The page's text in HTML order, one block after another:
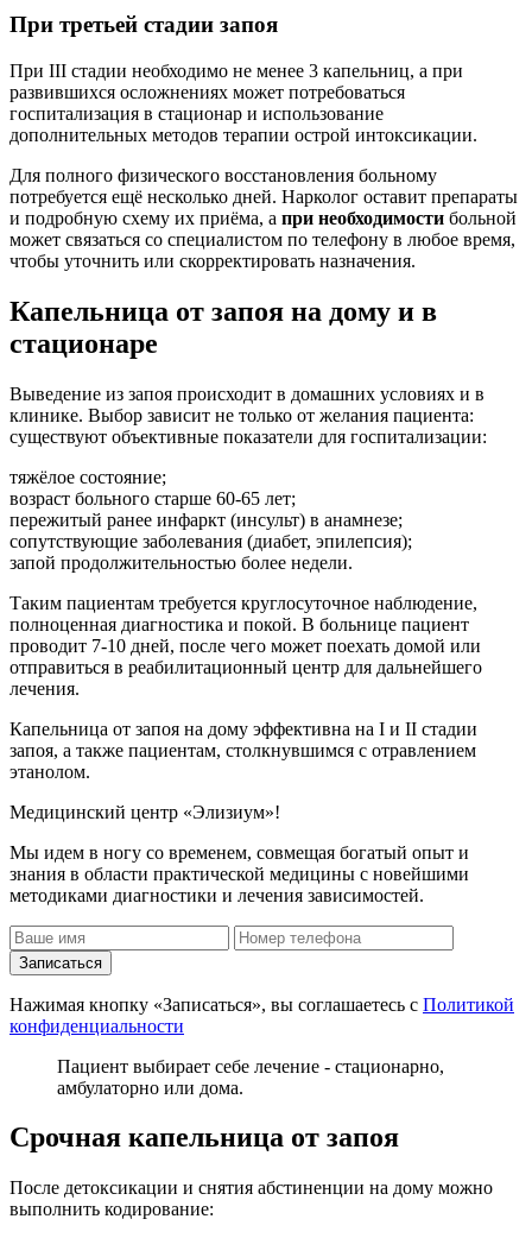
При третьей стадии запоя
При III стадии необходимо не менее 3 капельниц, а при
развившихся осложнениях может потребоваться
госпитализация в стационар и использование
дополнительных методов терапии острой интоксикации.
Для полного физического восстановления больному
потребуется ещё несколько дней. Нарколог оставит препараты
и подробную схему их приёма, а при необходимости больной
может связаться со специалистом по телефону в любое время,
чтобы уточнить или скорректировать назначения.
Капельница от запоя на дому и в
стационаре
Выведение из запоя происходит в домашних условиях и в
клинике. Выбор зависит не только от желания пациента:
существуют объективные показатели для госпитализации:
тяжёлое состояние;
возраст больного старше 60-65 лет;
пережитый ранее инфаркт (инсульт) в анамнезе;
сопутствующие заболевания (диабет, эпилепсия);
запой продолжительностью более недели.
Таким пациентам требуется круглосуточное наблюдение,
полноценная диагностика и покой. В больнице пациент
проводит 7-10 дней, после чего может поехать домой или
отправиться в реабилитационный центр для дальнейшего
лечения.
Капельница от запоя на дому эффективна на I и II стадии
запоя, а также пациентам, столкнувшимся с отравлением
этанолом.
Медицинский центр «Элизиум»!
Мы идем в ногу со временем, совмещая богатый опыт и
знания в области практической медицины с новейшими
методиками диагностики и лечения зависимостей.
Записаться
Нажимая кнопку «Записаться», вы соглашаетесь с Политикой
конфиденциальности
Пациент выбирает себе лечение - стационарно,
амбулаторно или дома.
Срочная капельница от запоя
После детоксикации и снятия абстиненции на дому можно
выполнить кодирование: